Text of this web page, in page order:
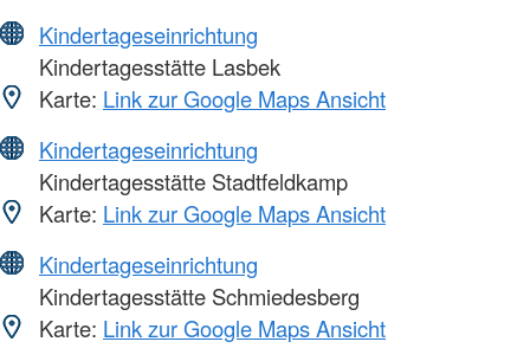
Kindertageseinrichtung
Kindertagesstätte Lasbek
Karte: Link zur Google Maps Ansicht
Kindertageseinrichtung
Kindertagesstätte Stadtfeldkamp
Karte: Link zur Google Maps Ansicht
Kindertageseinrichtung
Kindertagesstätte Schmiedesberg
Karte: Link zur Google Maps Ansicht